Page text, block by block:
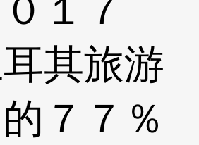
７
其旅游
７７％